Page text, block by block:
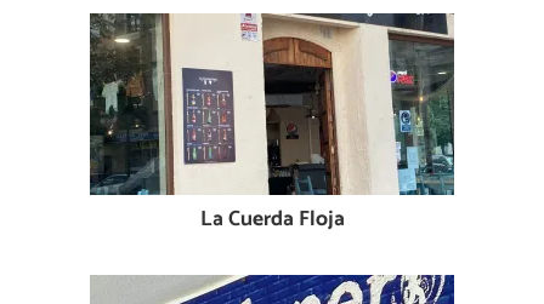
La Cuerda Floja